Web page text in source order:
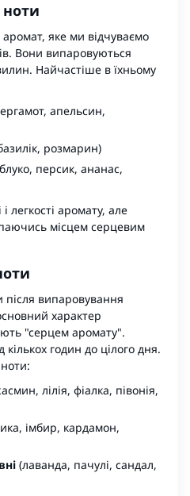
ноти
яке ми відчуваємо
Вони випаровуються
Найчастіше в їхньому
апельсин,
розмарин)
персик, ананас,
легкості аромату, але
місцем серцевим
випаровування
характер
"серцем аромату".
кількох годин до цілого дня.
лілія, фіалка, півонія,
імбир, кардамон,
(лаванда, пачулі, сандал,